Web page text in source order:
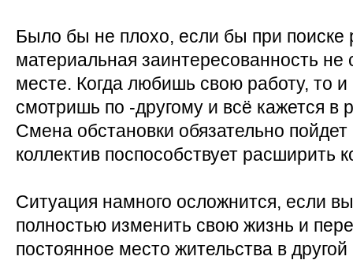
Было бы не плохо, если бы при поиске
материальная заинтересованность
месте. Когда любишь свою работу, то и
смотришь по -другому и всё кажется в
Смена обстановки обязательно
коллектив поспособствует расширить
Ситуация намного осложнится, если
полностью изменить свою жизнь и
постоянное место жительства в